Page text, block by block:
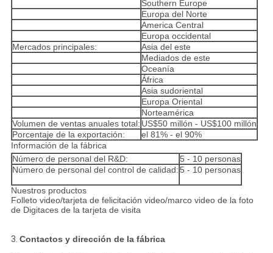
Southern Europe
Europa del Norte
America Central
Europa occidental
Mercados principales:
Asia del este
Mediados de este
Oceanía
África
Asia sudoriental
Europa Oriental
Norteamérica
Volumen de ventas anuales total: US$50 millón - US$100 millón
Porcentaje de la exportación:
el 81% - el 90%
Información de la fábrica
Número de personal del R&D:
5 - 10 personas
Número de personal del control de calidad:5 - 10 personas
Nuestros productos
Folleto video/tarjeta de felicitación video/marco video de la foto
de Digitaces de la tarjeta de visita
3. Contactos y dirección de la fábrica